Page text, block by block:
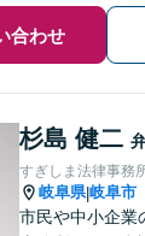
合わせ
杉島 健二
すぎしま法律事務
岐阜県|岐阜市
市民や中小企業